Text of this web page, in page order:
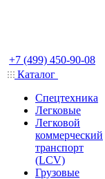
+7 (499) 450-90-08
Каталог
Спецтехника
Легковые
Легковой
коммерческий
транспорт
(LCV)
Грузовые